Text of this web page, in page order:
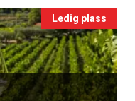
Ledig plass